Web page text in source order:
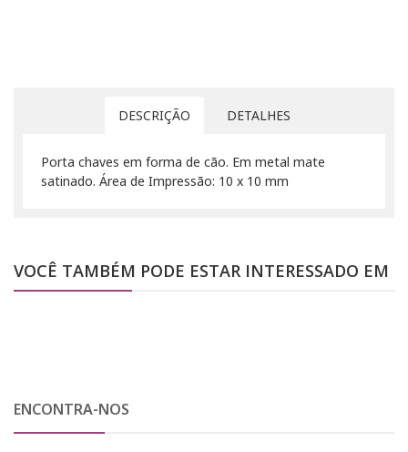
DESCRIÇÃO DETALHES
Porta chaves em forma de cão. Em metal mate
satinado. Área de Impressão: 10 x 10 mm
VOCÊ TAMBÉM PODE ESTAR INTERESSADO EM
ENCONTRA-NOS